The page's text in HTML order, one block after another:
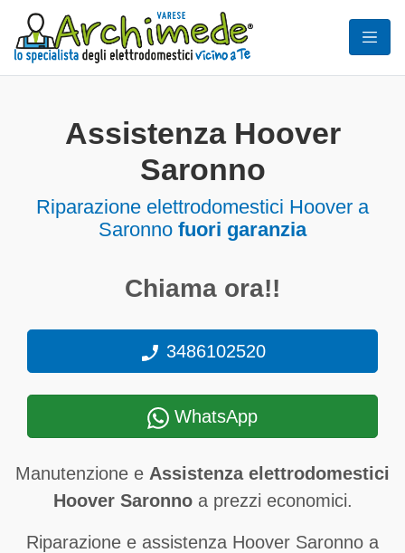
Assistenza Hoover
Saronno
Riparazione elettrodomestici Hoover a
Saronno fuori garanzia
Chiama ora!!
3486102520
WhatsApp
Manutenzione e Assistenza elettrodomestici
Hoover Saronnoa prezzi economici.
Riparazione e assistenza Hoover Saronno a